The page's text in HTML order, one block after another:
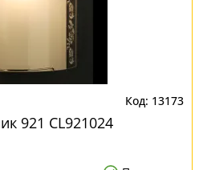
13173
921 CL921024